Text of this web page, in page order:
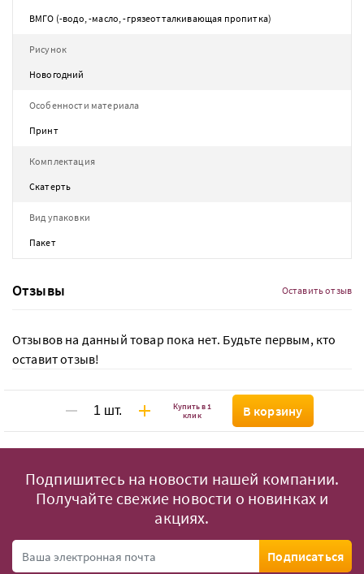
ВМГО (-водо, -масло, -грязеотталкивающая пропитка)
Рисунок
Новогодний
Особенности материала
Принт
Комплектация
Скатерть
Вид упаковки
Пакет
Отзывы Оставить отзыв
Отзывов на данный товар пока нет. Будьте первым, кто
оставит отзыв!
Купить в 1
клик
В корзину
Подпишитесь на новости нашей компании.
Получайте свежие новости о новинках и
акциях.
Подписаться